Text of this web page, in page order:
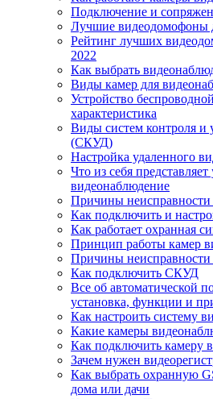
Подключение и
Лучшие видеодомофоны
Рейтинг лучших
2022
Как выбрать
Виды камер для
Устройство
характеристика
Виды систем контроля и
(СКУД)
Настройка удаленного
Что из себя представляет
видеонаблюдение
Причины неисправности
Как подключить и
Как работает охранная
Принцип работы камер
Причины
Как подключить СКУД
Все об автоматической
установка, функции и
Как настроить систему
Какие камеры
Как подключить камеру
Зачем нужен
Как выбрать охранную
дома или дачи